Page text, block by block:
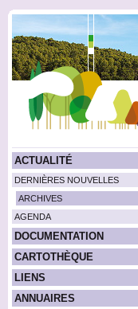
ACTUALITÉ
DERNIÈRES NOUVELLES
ARCHIVES
AGENDA
DOCUMENTATION
CARTOTHÈQUE
LIENS
ANNUAIRES